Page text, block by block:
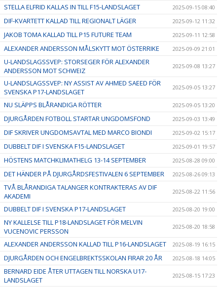
STELLA ELFRID KALLAS IN TILL F15-LANDSLAGET 2025-09-15 08:40
DIF-KVARTETT KALLAD TILL REGIONALT LÄGER 2025-09-12 11:32
JAKOB TOMA KALLAD TILL P15 FUTURE TEAM 2025-09-11 12:58
ALEXANDER ANDERSSON MÅLSKYTT MOT ÖSTERRIKE 2025-09-09 21:01
U-LANDSLAGSSVEP: STORSEGER FÖR ALEXANDER
ANDERSSON MOT SCHWEIZ
2025-09-08 13:27
U-LANDSLAGSSVEP: NY ASSIST AV AHMED SAEED FÖR
SVENSKA P17-LANDSLAGET
2025-09-05 13:27
NU SLÄPPS BLÅRANDIGA RÖTTER 2025-09-05 13:20
DJURGÅRDEN FOTBOLL STARTAR UNGDOMSFOND 2025-09-03 13:49
DIF SKRIVER UNGDOMSAVTAL MED MARCO BIONDI 2025-09-02 15:17
DUBBELT DIF I SVENSKA F15-LANDSLAGET 2025-09-01 19:57
HÖSTENS MATCHKLIMATHELG 13-14 SEPTEMBER 2025-08-28 09:00
DET HÄNDER PÅ DJURGÅRDSFESTIVALEN 6 SEPTEMBER 2025-08-26 09:13
TVÅ BLÅRANDIGA TALANGER KONTRAKTERAS AV DIF
AKADEMI
2025-08-22 11:56
DUBBELT DIF I SVENSKA P17-LANDSLAGET 2025-08-20 19:00
NY KALLELSE TILL P18-LANDSLAGET FÖR MELVIN
VUCENOVIC PERSSON
2025-08-20 18:58
ALEXANDER ANDERSSON KALLAD TILL P16-LANDSLAGET 2025-08-19 16:15
DJURGÅRDEN OCH ENGELBREKTSSKOLAN FIRAR 20 ÅR 2025-08-18 14:05
BERNARD EIDE ÅTER UTTAGEN TILL NORSKA U17-
LANDSLAGET
2025-08-15 17:23